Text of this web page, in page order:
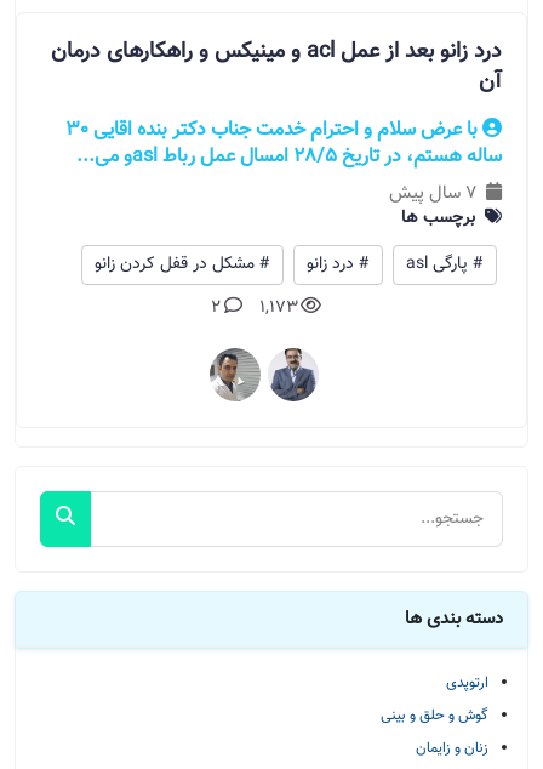
درد زانو بعد از عمل acl و مینیکس و راهکارهای درمان
آن
با عرض سلام و احترام خدمت جناب دکتر بنده اقایی 30
ساله هستم، در تاریخ 28/5 امسال عمل رباط aslو می...
7 سال پیش
برچسب ها
# پارگی asl
# درد زانو
# مشکل در قفل کردن زانو
1,173
2
دسته بندی ها
ارتوپدی
گوش و حلق و بینی
زنان و زایمان